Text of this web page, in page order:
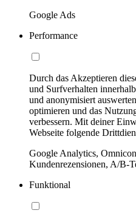
Google Ads
Performance
Durch das Akzeptieren
und Surfverhalten
und anonymisiert
optimieren und das
verbessern. Mit deiner
Webseite folgende
Google Analytics,
Kundenrezensionen, A/B-
Funktional